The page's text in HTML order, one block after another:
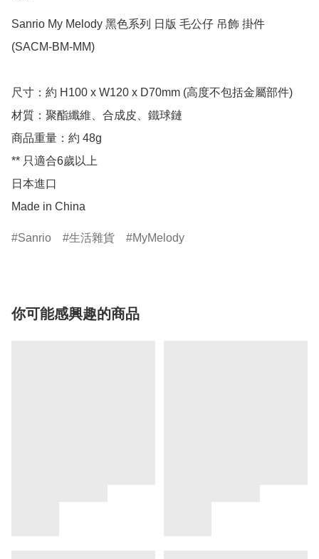
Sanrio My Melody 黑色系列 日版 毛公仔 吊飾 掛件
(SACM-BM-MM)
尺寸：約 H100 x W120 x D70mm (高度不包括金屬部件)
材質：聚酯纖維、合成皮、鐵球鏈
商品重量：約 48g
** 只適合6歲以上
日本進口
Made in China
Sanrio 生活雜貨 MyMelody
你可能感興趣的商品